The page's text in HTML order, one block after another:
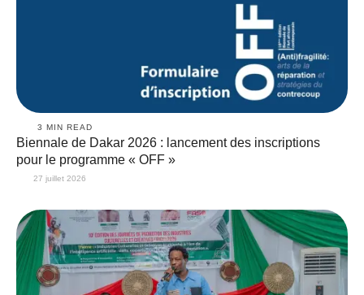
3 MIN READ
Biennale de Dakar 2026 : lancement des inscriptions
pour le programme « OFF »
27 juillet 2026